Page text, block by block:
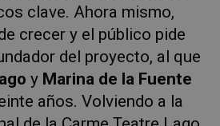
clave. Ahora mismo,
crecer y el público pide
del proyecto, al que
y Marina de la Fuente
años. Volviendo a la